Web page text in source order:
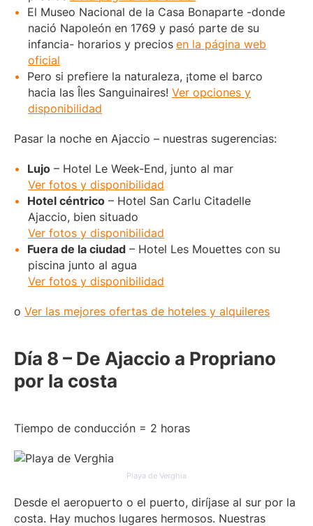
El Museo Nacional de la Casa Bonaparte -donde
nació Napoleón en 1769 y pasó parte de su
infancia- horarios y precios en la página web
oficial
Pero si prefiere la naturaleza, ¡tome el barco
hacia las Îles Sanguinaires! Ver opciones y
disponibilidad
Pasar la noche en Ajaccio – nuestras sugerencias:
Lujo – Hotel Le Week-End, junto al mar
Ver fotos y disponibilidad
Hotel céntrico – Hotel San Carlu Citadelle
Ajaccio, bien situado
Ver fotos y disponibilidad
Fuera de la ciudad – Hotel Les Mouettes con su
piscina junto al agua
Ver fotos y disponibilidad
o Ver las mejores ofertas de hoteles y alquileres
Día 8 – De Ajaccio a Propriano
por la costa
Tiempo de conducción = 2 horas
Playa de Verghia
Desde el aeropuerto o el puerto, diríjase al sur por la
costa. Hay muchos lugares hermosos. Nuestras